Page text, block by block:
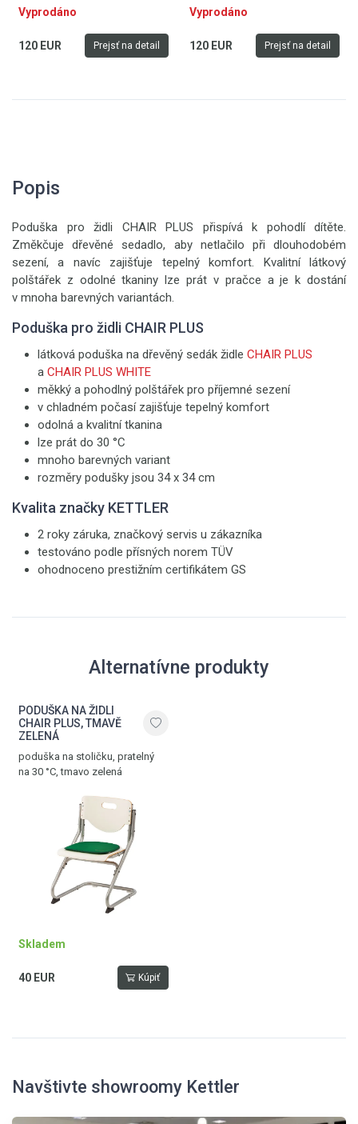
Vyprodáno
120 EUR Prejsť na detail
Vyprodáno
120 EUR Prejsť na detail
Popis
Poduška pro židli CHAIR PLUS přispívá k pohodlí dítěte.
Změkčuje dřevěné sedadlo, aby netlačilo při dlouhodobém
sezení, a navíc zajišťuje tepelný komfort. Kvalitní látkový
polštářek z odolné tkaniny lze prát v pračce a je k dostání
v mnoha barevných variantách.
Poduška pro židli CHAIR PLUS
látková poduška na dřevěný sedák židle CHAIR PLUS
a CHAIR PLUS WHITE
měkký a pohodlný polštářek pro příjemné sezení
v chladném počasí zajišťuje tepelný komfort
odolná a kvalitní tkanina
lze prát do 30 °C
mnoho barevných variant
rozměry podušky jsou 34 x 34 cm
Kvalita značky KETTLER
2 roky záruka, značkový servis u zákazníka
testováno podle přísných norem TÜV
ohodnoceno prestižním certifikátem GS
Alternatívne produkty
PODUŠKA NA ŽIDLI
CHAIR PLUS, TMAVĚ
ZELENÁ
poduška na stoličku, pratelný
na 30 °C, tmavo zelená
Skladem
40 EUR Kúpiť
Navštivte showroomy Kettler